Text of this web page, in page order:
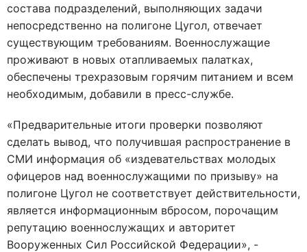
состава подразделений, выполняющих задачи
непосредственно на полигоне Цугол, отвечает
существующим требованиям. Военнослужащие
проживают в новых отапливаемых палатках,
обеспечены трехразовым горячим питанием и всем
необходимым, добавили в пресс-службе.
«Предварительные итоги проверки позволяют
сделать вывод, что получившая распространение в
СМИ информация об «издевательствах молодых
офицеров над военнослужащими по призыву» на
полигоне Цугол не соответствует действительности,
является информационным вбросом, порочащим
репутацию военнослужащих и авторитет
Вооруженных Сил Российской Федерации», -